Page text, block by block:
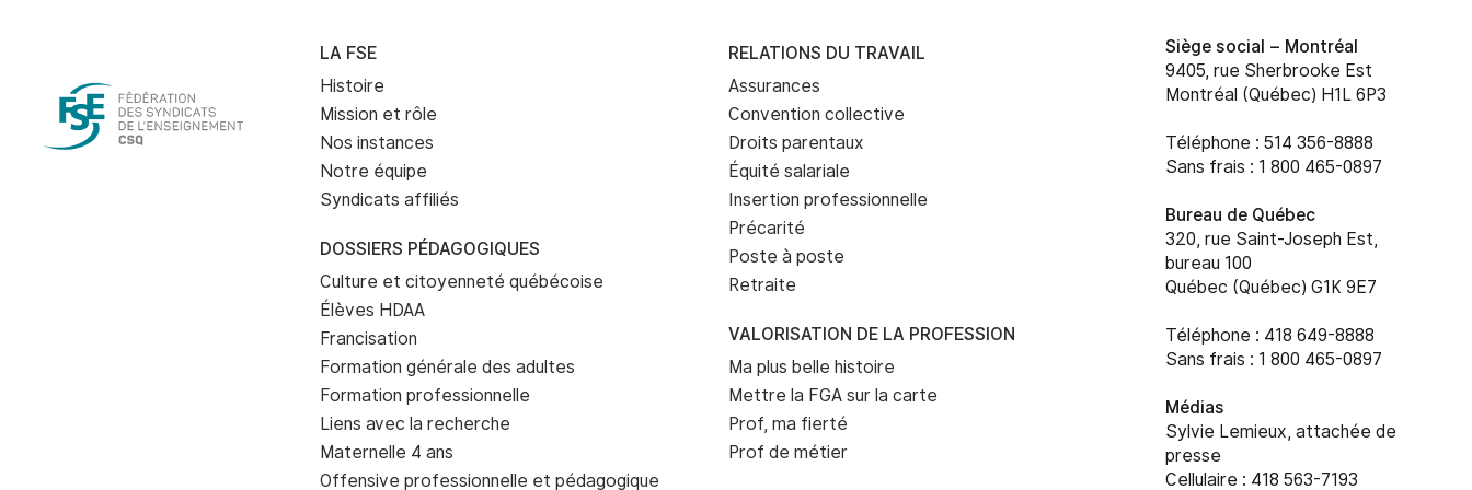
LA FSE
Histoire
Mission et rôle
Nos instances
Notre équipe
Syndicats affiliés
DOSSIERS PÉDAGOGIQUES
Culture et citoyenneté québécoise
Élèves HDAA
Francisation
Formation générale des adultes
Formation professionnelle
Liens avec la recherche
Maternelle 4 ans
Offensive professionnelle et pédagogique
RELATIONS DU TRAVAIL
Assurances
Convention collective
Droits parentaux
Équité salariale
Insertion professionnelle
Précarité
Poste à poste
Retraite
VALORISATION DE LA PROFESSION
Ma plus belle histoire
Mettre la FGA sur la carte
Prof, ma fierté
Prof de métier
Siège social – Montréal
9405, rue Sherbrooke Est
Montréal (Québec) H1L 6P3
Téléphone : 514 356-8888
Sans frais : 1 800 465-0897
Bureau de Québec
320, rue Saint-Joseph Est,
bureau 100
Québec (Québec) G1K 9E7
Téléphone : 418 649-8888
Sans frais : 1 800 465-0897
Médias
Sylvie Lemieux, attachée de
presse
Cellulaire : 418 563-7193